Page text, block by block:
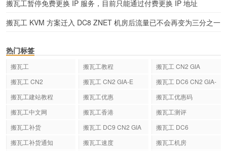
搬瓦工暂停免费更换 IP 服务，目前只能通过付费更换 IP 地址
搬瓦工 KVM 方案迁入 DC8 ZNET 机房后流量已不会再变为三分之一
热门标签
搬瓦工 搬瓦工教程
搬瓦工 CN2 GIA
搬瓦工 CN2
搬瓦工 CN2 GIA-E
搬瓦工 DC6 CN2 GIA-
搬瓦工建站教程 搬瓦工优惠
搬瓦工优惠码
搬瓦工中文网
搬瓦工香港
搬瓦工测评
搬瓦工补货
搬瓦工 DC9 CN2 GIA
搬瓦工 DC6
搬瓦工补货通知
搬瓦工速度 搬瓦工机房